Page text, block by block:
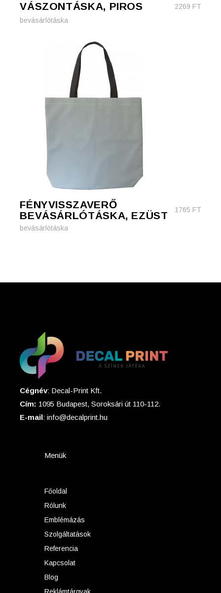
VÁSZONTÁSKA, PIROS 2269 FT
bevásárlótáska
FÉNYVISSZAVERŐ
BEVÁSÁRLÓTÁSKA, EZÜST
1765 FT
bevásárlótáska
Cégnév: Decal-Print Kft.
Cím: 1095 Budapest, Soroksári út 110-112.
E-mail: info@decalprint.hu
Menük
Főoldal
Rólunk
Emblémázás
Szolgáltatások
Referencia
Kapcsolat
Blog